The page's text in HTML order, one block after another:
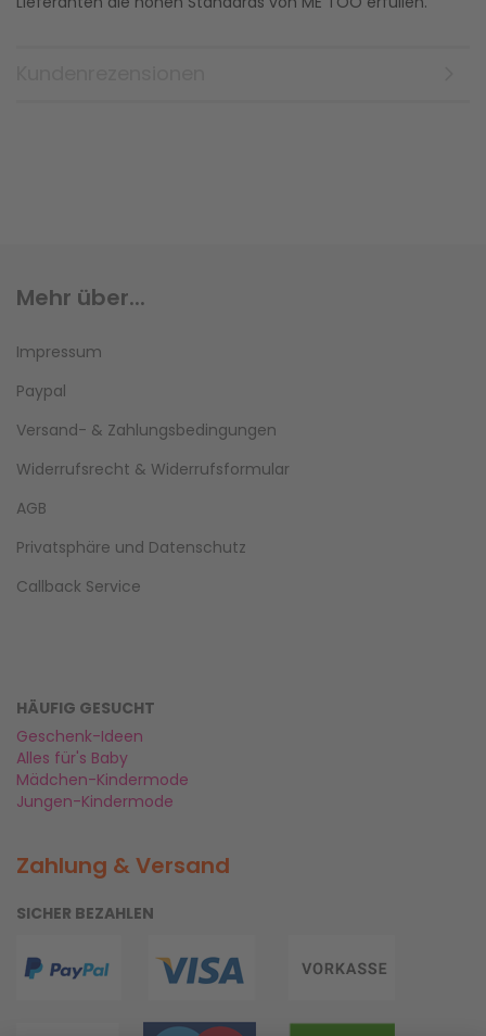
Mehr über...
Impressum
Paypal
Versand- & Zahlungsbedingungen
Widerrufsrecht & Widerrufsformular
AGB
Privatsphäre und Datenschutz
Callback Service
HÄUFIG GESUCHT
Geschenk-Ideen
Alles für's Baby
Mädchen-Kindermode
Jungen-Kindermode
Zahlung & Versand
SICHER BEZAHLEN